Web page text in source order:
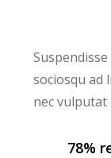
sociosqu ad
nec vulputat
78%